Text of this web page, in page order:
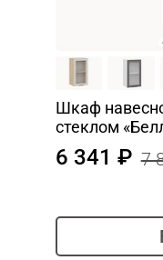
Шкаф
стеклом
6 341 7